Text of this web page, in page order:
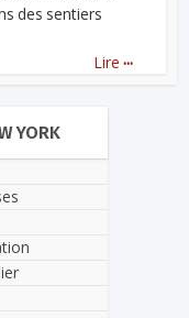
des sentiers
Lire ...
YORK